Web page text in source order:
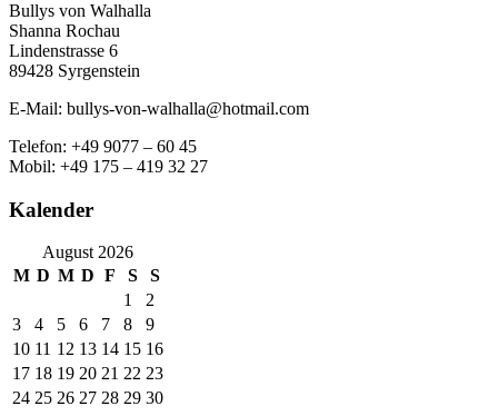
Bullys von Walhalla
Shanna Rochau
Lindenstrasse 6
89428 Syrgenstein
E-Mail: bullys-von-walhalla@hotmail.com
Telefon: +49 9077 – 60 45
Mobil: +49 175 – 419 32 27
Kalender
August 2026
M D M D F S
S
1
2
3
4 5 6 7 8
9
10 11 12 13 14 15 16
17 18 19 20 21 22 23
24 25 26 27 28 29 30